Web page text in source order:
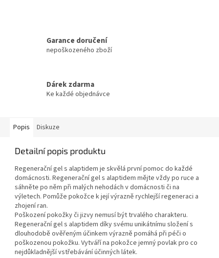
Garance doručení
nepoškozeného zboží
Dárek zdarma
Ke každé objednávce
Popis Diskuze
Detailní popis produktu
Regenerační gel s alaptidem je skvělá první pomoc do každé
domácnosti. Regenerační gel s alaptidem mějte vždy po ruce a
sáhněte po něm při malých nehodách v domácnosti či na
výletech. Pomůže pokožce k její výrazně rychlejší regeneraci a
zhojení ran.
Poškození pokožky či jizvy nemusí být trvalého charakteru.
Regenerační gel s alaptidem díky svému unikátnímu složení s
dlouhodobě ověřeným účinkem výrazně pomáhá při péči o
poškozenou pokožku. Vytváří na pokožce jemný povlak pro co
nejdůkladnější vstřebávání účinných látek.